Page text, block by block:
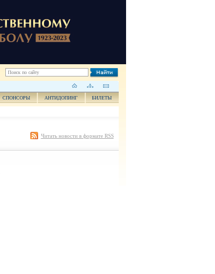
СПОНСОРЫ АНТИДОПИНГ БИЛЕТЫ
Читать новости в формате RSS